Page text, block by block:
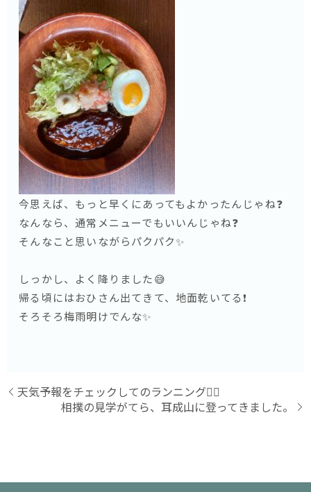
今思えば、もっと早くにあってもよかったんじゃね❓
なんなら、通常メニューでもいいんじゃね❓
そんなこと思いながらパクパク✨
しっかし、よく降りました😅
帰る頃にはおひさん出てきて、地面乾いてる❗️
そろそろ梅雨明けでんな✨
天気予報をチェックしてのランニング🏃‍♂️
相撲の見学がてら、耳成山に登ってきました。